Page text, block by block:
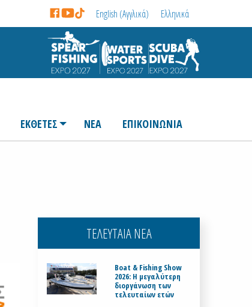
English (Αγγλικά) Ελληνικά
ΕΚΘΕΤΕΣ ΝΕΑ ΕΠΙΚΟΙΝΩΝΙΑ
ΤΕΛΕΥΤΑΙΑ ΝΕΑ
Boat & Fishing Show
2026: Η μεγαλύτερη
διοργάνωση των
τελευταίων ετών